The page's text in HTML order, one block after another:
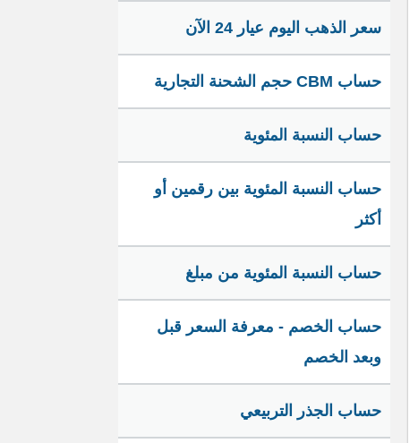
سعر الذهب اليوم عيار 24 الآن
حساب CBM حجم الشحنة التجارية
حساب النسبة المئوية
حساب النسبة المئوية بين رقمين أو
أكثر
حساب النسبة المئوية من مبلغ
حساب الخصم - معرفة السعر قبل
وبعد الخصم
حساب الجذر التربيعي